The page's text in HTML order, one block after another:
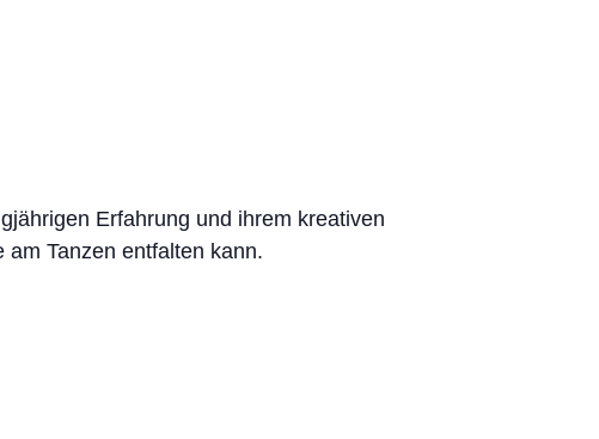
Erfahrung und ihrem kreativen
Tanzen entfalten kann.